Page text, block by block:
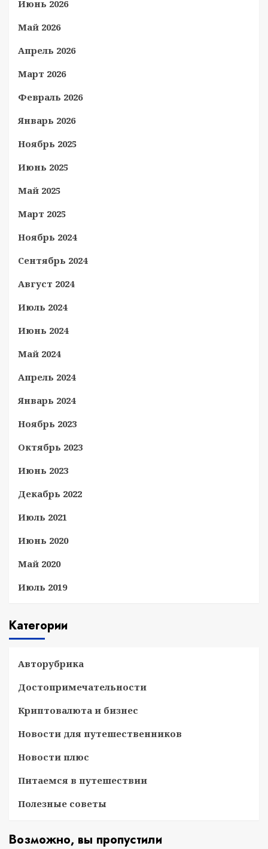
Июнь 2026
Май 2026
Апрель 2026
Март 2026
Февраль 2026
Январь 2026
Ноябрь 2025
Июнь 2025
Май 2025
Март 2025
Ноябрь 2024
Сентябрь 2024
Август 2024
Июль 2024
Июнь 2024
Май 2024
Апрель 2024
Январь 2024
Ноябрь 2023
Октябрь 2023
Июнь 2023
Декабрь 2022
Июль 2021
Июнь 2020
Май 2020
Июль 2019
Категории
Авторубрика
Достопримечательности
Криптовалюта и бизнес
Новости для путешественников
Новости плюс
Питаемся в путешествии
Полезные советы
Возможно, вы пропустили